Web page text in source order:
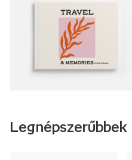
Legnépszerűbbek